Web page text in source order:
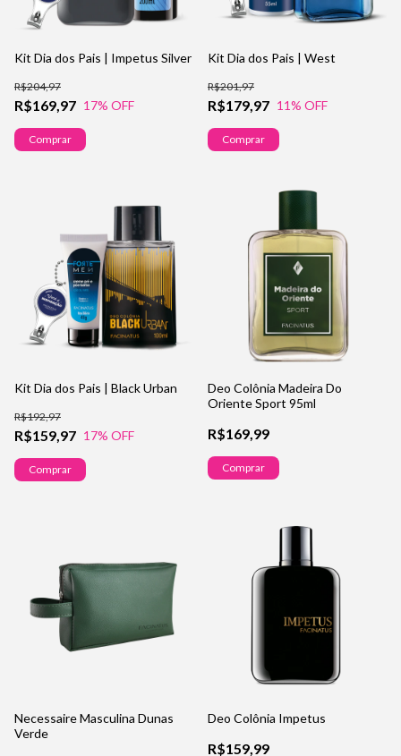
Kit Dia dos Pais | Impetus Silver
R$169,97
R$204,97
17% OFF
Kit Dia dos Pais | West
R$179,97
R$201,97
11% OFF
Kit Dia dos Pais | Black Urban
R$159,97
R$192,97
17% OFF
Deo Colônia Madeira Do
Oriente Sport 95ml
R$169,99
Necessaire Masculina Dunas
Verde
Deo Colônia Impetus
R$159,99